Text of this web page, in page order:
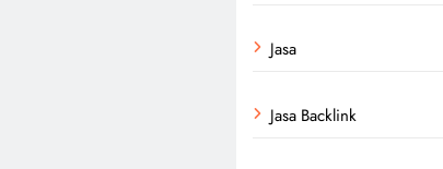
Jasa
Jasa Backlink